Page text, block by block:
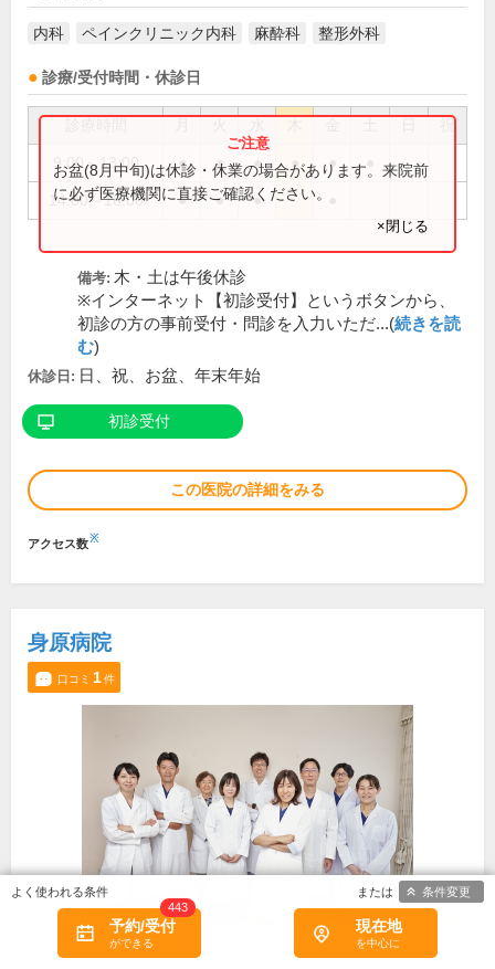
内科 ペインクリニック内科 麻酔科 整形外科
診療/受付時間・休診日
祝
9:00～13:00 ● ● ● ● ●
14:00～18:00 ● ● ●
お盆(8月中旬)は休診・休業の場合があります。来院前
に必ず医療機関に直接ご確認ください。
×閉じる
備考: 木・土は午後休診
※インターネット【初診受付】というボタンから、
初診の方の事前受付・問診を入力いただ...(続きを読
む)
休診日: 日、祝、お盆、年末年始
初診受付
この医院の詳細をみる
アクセス数※
身原病院
口コミ 1件
所在地・電話番号
予約/受付
443
現在地
条件変更